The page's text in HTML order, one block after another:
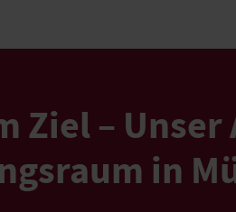
Ziel –
in